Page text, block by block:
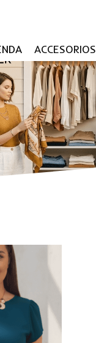
ACCESORIOS